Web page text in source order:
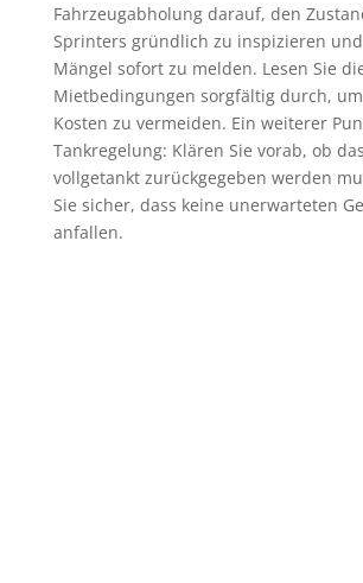
Fahrzeugabholung darauf, den
Sprinters gründlich zu inspizieren
Mängel sofort zu melden. Lesen Sie
Mietbedingungen sorgfältig durch,
Kosten zu vermeiden. Ein weiterer
Tankregelung: Klären Sie vorab, ob
vollgetankt zurückgegeben werden
Sie sicher, dass keine unerwarteten
anfallen.